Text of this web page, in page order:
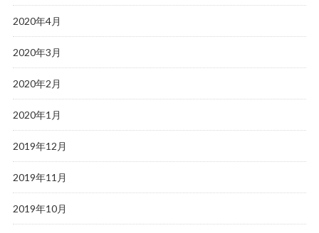
2020年4月
2020年3月
2020年2月
2020年1月
2019年12月
2019年11月
2019年10月